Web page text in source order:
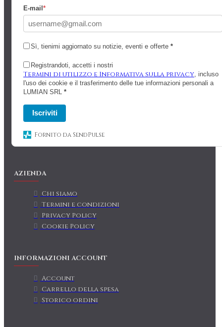
E-mail *
Sì, tienimi aggiornato su notizie, eventi e offerte *
Registrandoti, accetti i nostri
Termini di utilizzo e Informativa sulla privacy, incluso
l'uso dei cookie e il trasferimento delle tue informazioni personali a
LUMIAN SRL *
Iscriviti
Fornito da SendPulse
AZIENDA
Chi siamo
Termini e condizioni
Privacy Policy
Cookie Policy
INFORMAZIONI ACCOUNT
Account
Carrello della spesa
Storico ordini